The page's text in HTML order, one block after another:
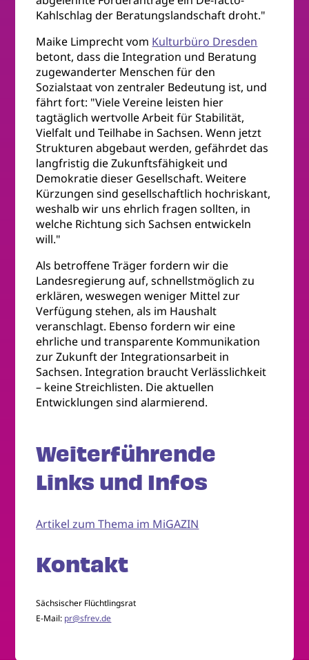
Kahlschlag der Beratungslandschaft droht."
Maike Limprecht vom Kulturbüro Dresden
betont, dass die Integration und Beratung
zugewanderter Menschen für den
Sozialstaat von zentraler Bedeutung ist, und
fährt fort: "Viele Vereine leisten hier
tagtäglich wertvolle Arbeit für Stabilität,
Vielfalt und Teilhabe in Sachsen. Wenn jetzt
Strukturen abgebaut werden, gefährdet das
langfristig die Zukunftsfähigkeit und
Demokratie dieser Gesellschaft. Weitere
Kürzungen sind gesellschaftlich hochriskant,
weshalb wir uns ehrlich fragen sollten, in
welche Richtung sich Sachsen entwickeln
will."
Als betroffene Träger fordern wir die
Landesregierung auf, schnellstmöglich zu
erklären, weswegen weniger Mittel zur
Verfügung stehen, als im Haushalt
veranschlagt. Ebenso fordern wir eine
ehrliche und transparente Kommunikation
zur Zukunft der Integrationsarbeit in
Sachsen. Integration braucht Verlässlichkeit
– keine Streichlisten. Die aktuellen
Entwicklungen sind alarmierend.
Weiterführende
Links und Infos
Artikel zum Thema im MiGAZIN
Kontakt
Sächsischer Flüchtlingsrat
E-Mail: pr@sfrev.de